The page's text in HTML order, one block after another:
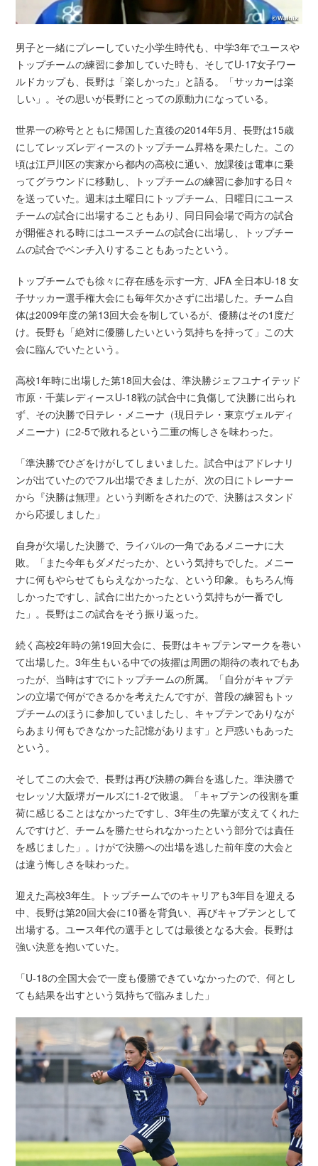
男子と一緒にプレーしていた小学生時代も、中学3年でユースや
トップチームの練習に参加していた時も、そしてU-17女子ワー
ルドカップも、長野は「楽しかった」と語る。「サッカーは楽
しい」。その思いが長野にとっての原動力になっている。
世界一の称号とともに帰国した直後の2014年5月、長野は15歳
にしてレッズレディースのトップチーム昇格を果たした。この
頃は江戸川区の実家から都内の高校に通い、放課後は電車に乗
ってグラウンドに移動し、トップチームの練習に参加する日々
を送っていた。週末は土曜日にトップチーム、日曜日にユース
チームの試合に出場することもあり、同日同会場で両方の試合
が開催される時にはユースチームの試合に出場し、トップチー
ムの試合でベンチ入りすることもあったという。
トップチームでも徐々に存在感を示す一方、JFA 全日本U-18 女
子サッカー選手権大会にも毎年欠かさずに出場した。チーム自
体は2009年度の第13回大会を制しているが、優勝はその1度だ
け。長野も「絶対に優勝したいという気持ちを持って」この大
会に臨んでいたという。
高校1年時に出場した第18回大会は、準決勝ジェフユナイテッド
市原・千葉レディースU-18戦の試合中に負傷して決勝に出られ
ず、その決勝で日テレ・メニーナ（現日テレ・東京ヴェルディ
メニーナ）に2-5で敗れるという二重の悔しさを味わった。
「準決勝でひざをけがしてしまいました。試合中はアドレナリ
ンが出ていたのでフル出場できましたが、次の日にトレーナー
から『決勝は無理』という判断をされたので、決勝はスタンド
から応援しました」
自身が欠場した決勝で、ライバルの一角であるメニーナに大
敗。「また今年もダメだったか、という気持ちでした。メニー
ナに何もやらせてもらえなかったな、という印象。もちろん悔
しかったですし、試合に出たかったという気持ちが一番でし
た」。長野はこの試合をそう振り返った。
続く高校2年時の第19回大会に、長野はキャプテンマークを巻い
て出場した。3年生もいる中での抜擢は周囲の期待の表れでもあ
ったが、当時はすでにトップチームの所属。「自分がキャプテ
ンの立場で何ができるかを考えたんですが、普段の練習もトッ
プチームのほうに参加していましたし、キャプテンでありなが
らあまり何もできなかった記憶があります」と戸惑いもあった
という。
そしてこの大会で、長野は再び決勝の舞台を逃した。準決勝で
セレッソ大阪堺ガールズに1-2で敗退。「キャプテンの役割を重
荷に感じることはなかったですし、3年生の先輩が支えてくれた
んですけど、チームを勝たせられなかったという部分では責任
を感じました」。けがで決勝への出場を逃した前年度の大会と
は違う悔しさを味わった。
迎えた高校3年生。トップチームでのキャリアも3年目を迎える
中、長野は第20回大会に10番を背負い、再びキャプテンとして
出場する。ユース年代の選手としては最後となる大会。長野は
強い決意を抱いていた。
「U-18の全国大会で一度も優勝できていなかったので、何とし
ても結果を出すという気持ちで臨みました」